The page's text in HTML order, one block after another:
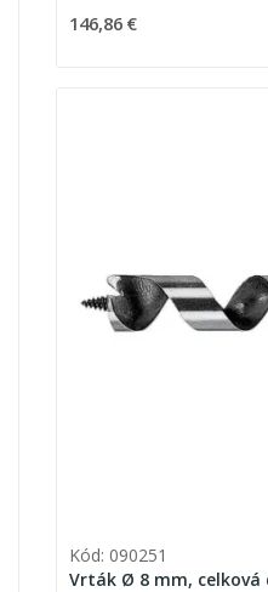
146,86 €
Kód: 090251
Vrták Ø 8 mm,